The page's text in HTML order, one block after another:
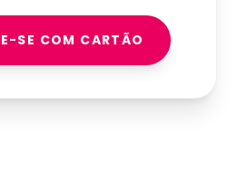
SE COM CARTÃO